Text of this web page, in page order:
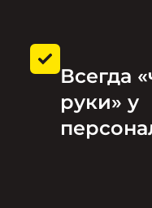
Всегда
руки» у